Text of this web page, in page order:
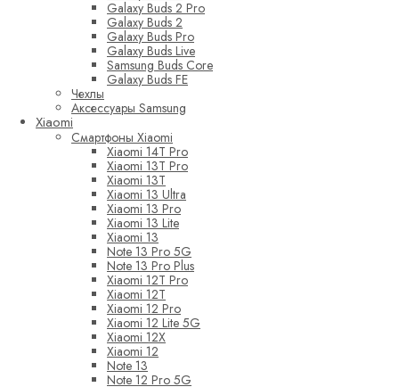
Galaxy Buds 2 Pro
Galaxy Buds 2
Galaxy Buds Pro
Galaxy Buds Live
Samsung Buds Core
Galaxy Buds FE
Чехлы
Аксессуары Samsung
Xiaomi
Смартфоны Xiaomi
Xiaomi 14T Pro
Xiaomi 13T Pro
Xiaomi 13T
Xiaomi 13 Ultra
Xiaomi 13 Pro
Xiaomi 13 Lite
Xiaomi 13
Note 13 Pro 5G
Note 13 Pro Plus
Xiaomi 12T Pro
Xiaomi 12T
Xiaomi 12 Pro
Xiaomi 12 Lite 5G
Xiaomi 12X
Xiaomi 12
Note 13
Note 12 Pro 5G